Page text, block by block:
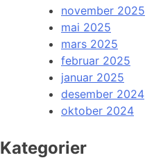
november 2025
mai 2025
mars 2025
februar 2025
januar 2025
desember 2024
oktober 2024
Kategorier